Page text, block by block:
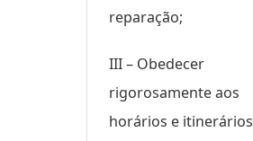
reparação;
III – Obedecer
rigorosamente aos
horários e itinerários